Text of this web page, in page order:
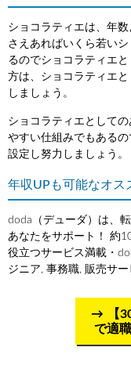
ショコラティエは、年
さえあればいくら若い
るのでショコラティエ
方は、ショコラティエ
しましょう。
ショコラティエとして
やすい仕組みでもある
設定し努力しましょう。
年収UPも可能なオス
doda（デューダ）は、
あなたをサポート！ 約
役立つサービス満載・
ジニア, 事務職, 販売サー
【
で適